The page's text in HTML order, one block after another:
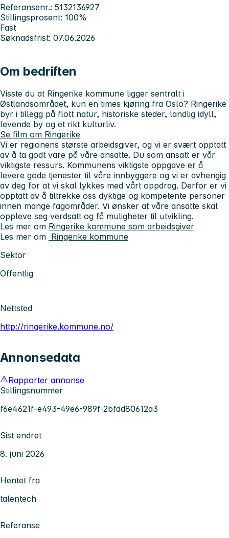
Referansenr.: 5132136927
Stillingsprosent: 100%
Fast
Søknadsfrist: 07.06.2026
Om bedriften
Visste du at Ringerike kommune ligger sentralt i
Østlandsområdet, kun en times kjøring fra Oslo? Ringerike
byr i tillegg på flott natur, historiske steder, landlig idyll,
levende by og et rikt kulturliv.
Se film om Ringerike
Vi er regionens største arbeidsgiver, og vi er svært opptatt
av å ta godt vare på våre ansatte. Du som ansatt er vår
viktigste ressurs. Kommunens viktigste oppgave er å
levere gode tjenester til våre innbyggere og vi er avhengig
av deg for at vi skal lykkes med vårt oppdrag. Derfor er vi
opptatt av å tiltrekke oss dyktige og kompetente personer
innen mange fagområder. Vi ønsker at våre ansatte skal
oppleve seg verdsatt og få muligheter til utvikling.
Les mer om Ringerike kommune som arbeidsgiver
Les mer om Ringerike kommune
Sektor
Offentlig
Nettsted
http://ringerike.kommune.no/
Annonsedata
Rapporter annonse
Stillingsnummer
f6e4621f-e493-49e6-989f-2bfdd80612a3
Sist endret
8. juni 2026
Hentet fra
talentech
Referanse